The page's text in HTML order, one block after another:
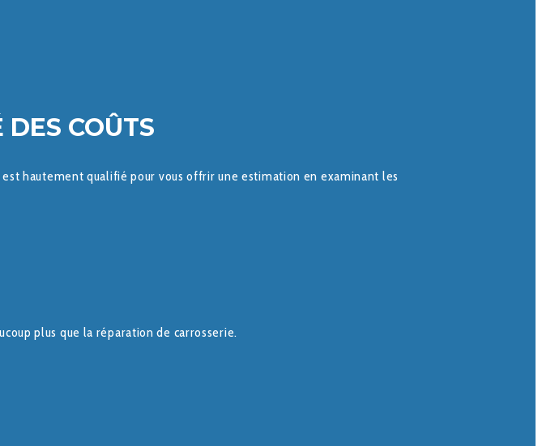
COÛTS
hautement qualifié pour vous offrir une estimation en examinant les
plus que la réparation de carrosserie.